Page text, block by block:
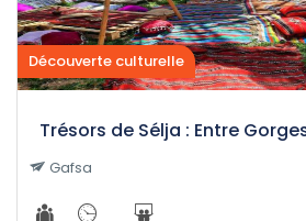
Découverte culturelle
Gafsa